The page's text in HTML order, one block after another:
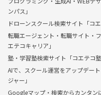
ンパス」
ドローンスクール検索サイト「コエ
転職エージェント・転職サイト・
エテコキャリア」
塾・学習塾検索サイト「コエテコ塾
AIで、スクール運営をアップデー
ジャー」
Googleマップ・検索からカンタン